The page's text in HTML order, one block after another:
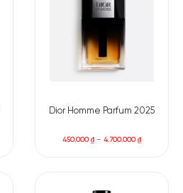
mềm mại và một chút thanh
khiến mùi vừa sang trọng, vừa
cho người đối diện.
và cỏ hương bài xuất hiện,
Dior Homme Parfum 2025
450.000₫– 4.700.000₫